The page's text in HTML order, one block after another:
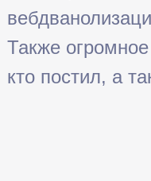
Также
кто постил, а